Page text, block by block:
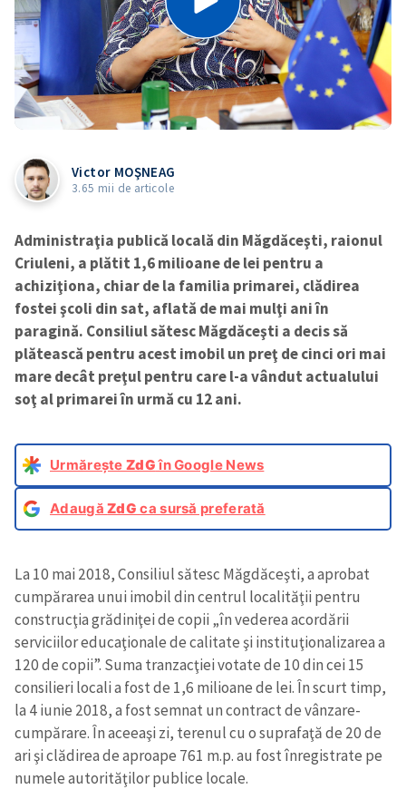
Victor MOŞNEAG
3.65 mii de articole
Administraţia publică locală din Măgdăceşti, raionul
Criuleni, a plătit 1,6 milioane de lei pentru a
achiziţiona, chiar de la familia primarei, clădirea
fostei şcoli din sat, aflată de mai mulţi ani în
paragină. Consiliul sătesc Măgdăceşti a decis să
plătească pentru acest imobil un preţ de cinci ori mai
mare decât preţul pentru care l-a vândut actualului
soţ al primarei în urmă cu 12 ani.
Urmărește ZdGîn Google News
AdaugăZdG ca sursă preferată
La 10 mai 2018, Consiliul sătesc Măgdăceşti, a aprobat
cumpărarea unui imobil din centrul localităţii pentru
construcţia grădiniţei de copii „în vederea acordării
serviciilor educaţionale de calitate şi instituţionalizarea a
120 de copii”. Suma tranzacţiei votate de 10 din cei 15
consilieri locali a fost de 1,6 milioane de lei. În scurt timp,
la 4 iunie 2018, a fost semnat un contract de vânzare-
cumpărare. În aceeaşi zi, terenul cu o suprafaţă de 20 de
ari şi clădirea de aproape 761 m.p. au fost înregistrate pe
numele autorităţilor publice locale.